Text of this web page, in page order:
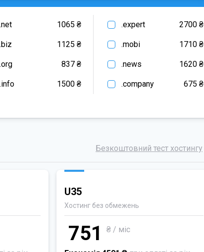
.net 1065 ₴
.biz 1125 ₴
.org 837 ₴
.info 1500 ₴
.expert 2700 ₴
.mobi 1710 ₴
.news 1620 ₴
.company 675 ₴
Безкоштовний тест хостингу
U35
Хостинг без обмежень
751 ₴ / міс